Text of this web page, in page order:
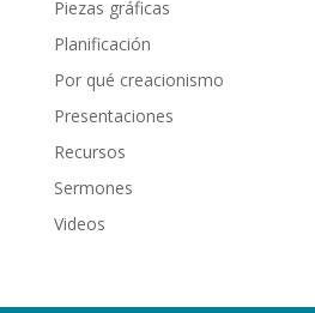
Piezas gráficas
Planificación
Por qué creacionismo
Presentaciones
Recursos
Sermones
Videos